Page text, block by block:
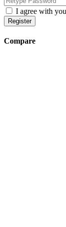
I agree with
Register
Compare